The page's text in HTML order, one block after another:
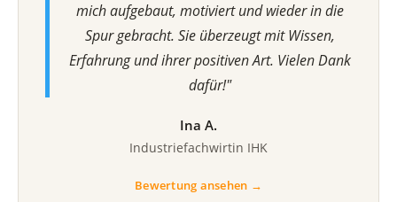
mich aufgebaut, motiviert und wieder in die
Spur gebracht. Sie überzeugt mit Wissen,
Erfahrung und ihrer positiven Art. Vielen Dank
dafür!"
Ina A.
Industriefachwirtin IHK
Bewertung ansehen →